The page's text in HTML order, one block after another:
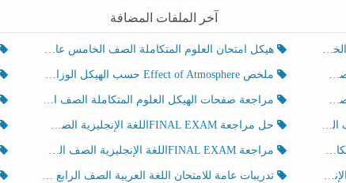
آخر الملفات المضافة
هيكل امتحان العلوم المتكاملة الصف الخامس عام الفصل الدراسي الثالث 2025-2026
ملخص Effect of Atmosphere حسب الهيكل الوزاري العلوم المتكاملة الصف الخامس انسبير الفصل الثالث
مراجعة صفحات الهيكل العلوم المتكاملة الصف الخامس انسبير الفصل الثالث
حل مراجعة FINAL EXAMاللغة الإنجليزية الصف الخامس الفصل الثالث
مراجعة FINAL EXAMاللغة الإنجليزية الصف الخامس الفصل الثالث
تدريبات عامة للامتحان اللغة العربية الصف الرابع الفصل الثالث